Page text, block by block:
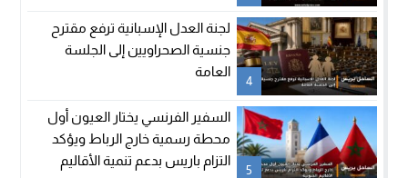
4
لجنة العدل الإسبانية ترفع مقترح
جنسية الصحراويين إلى الجلسة
العامة
5
السفير الفرنسي يختار العيون أول
محطة رسمية خارج الرباط ويؤكد
التزام باريس بدعم تنمية الأقاليم